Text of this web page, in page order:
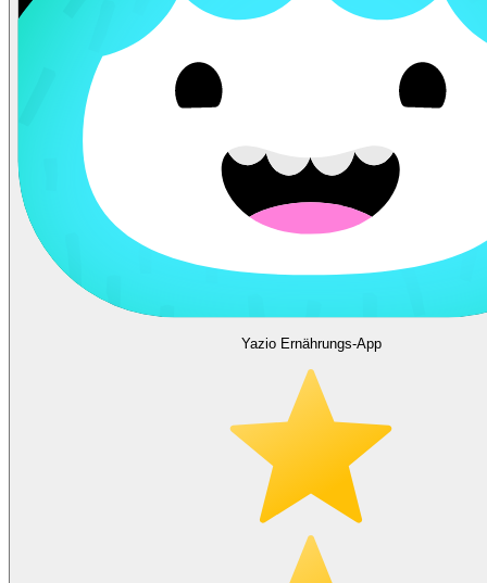
Yazio Ernährungs-App